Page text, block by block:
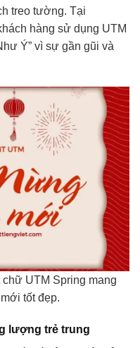
treo tường. Tại
hàng sử dụng UTM
Ý” vì sự gần gũi và
chữ UTM Spring mang
tốt đẹp.
lượng trẻ trung